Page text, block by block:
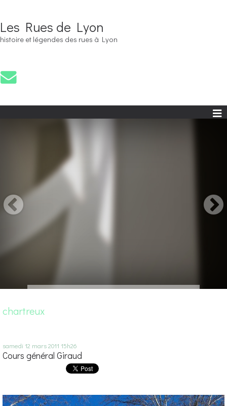
Les Rues de Lyon
histoire et légendes des rues à Lyon
chartreux
samedi 12 mars 2011 15h26
Cours général Giraud